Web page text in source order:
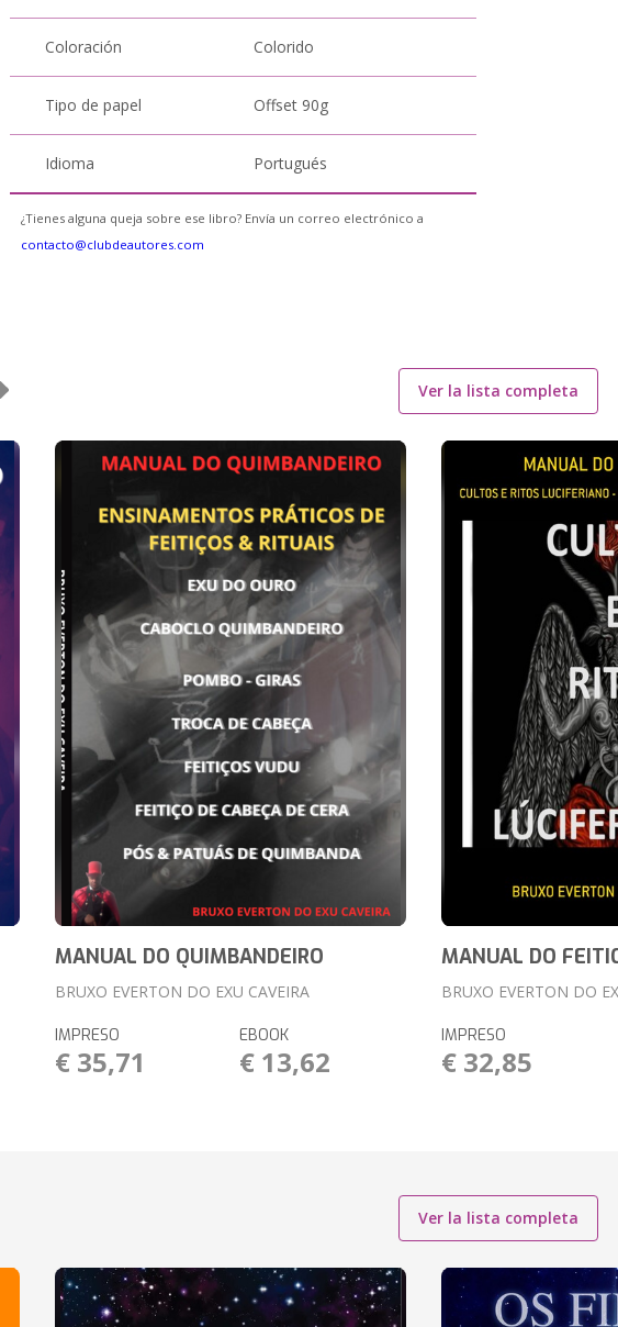
Coloración Colorido
Tipo de papel Offset 90g
Idioma Portugués
¿Tienes alguna queja sobre ese libro? Envía un correo electrónico a
contacto@clubdeautores.com
Ver la lista completa
MANUAL DO QUIMBANDEIRO
BRUXO EVERTON DO EXU CAVEIRA
IMPRESO
€ 35,71
EBOOK
€ 13,62
MANUAL DO
BRUXO EVERTON DO
IMPRESO
€ 32,85
Ver la lista completa